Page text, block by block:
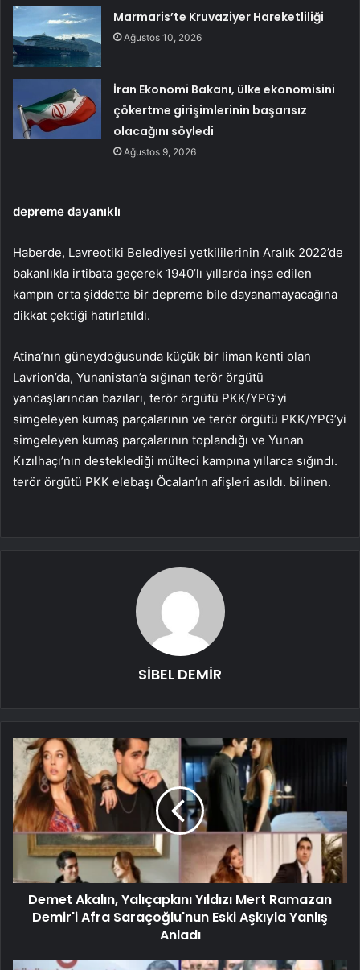
Marmaris’te Kruvaziyer Hareketliliği
Ağustos 10, 2026
İran Ekonomi Bakanı, ülke ekonomisini
çökertme girişimlerinin başarısız
olacağını söyledi
Ağustos 9, 2026
depreme dayanıklı
Haberde, Lavreotiki Belediyesi yetkililerinin Aralık 2022’de
bakanlıkla irtibata geçerek 1940’lı yıllarda inşa edilen
kampın orta şiddette bir depreme bile dayanamayacağına
dikkat çektiği hatırlatıldı.
Atina’nın güneydoğusunda küçük bir liman kenti olan
Lavrion’da, Yunanistan’a sığınan terör örgütü
yandaşlarından bazıları, terör örgütü PKK/YPG’yi
simgeleyen kumaş parçalarının ve terör örgütü PKK/YPG’yi
simgeleyen kumaş parçalarının toplandığı ve Yunan
Kızılhaçı’nın desteklediği mülteci kampına yıllarca sığındı.
terör örgütü PKK elebaşı Öcalan’ın afişleri asıldı. bilinen.
SİBEL DEMİR
Demet Akalın, Yalıçapkını Yıldızı Mert Ramazan
Demir'i Afra Saraçoğlu'nun Eski Aşkıyla Yanlış
Anladı